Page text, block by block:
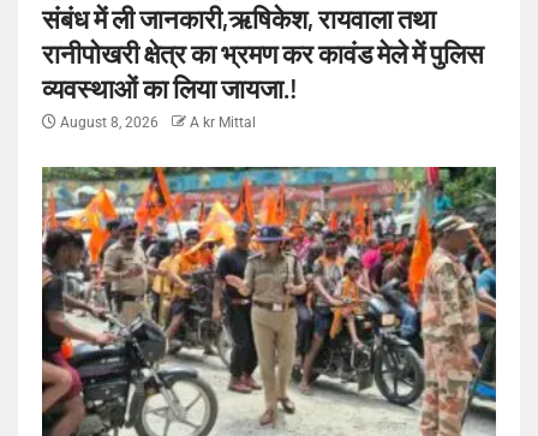
संबंध में ली जानकारी,ऋषिकेश, रायवाला तथा
रानीपोखरी क्षेत्र का भ्रमण कर कावंड मेले में पुलिस
व्यवस्थाओं का लिया जायजा.!
August 8, 2026 A kr Mittal